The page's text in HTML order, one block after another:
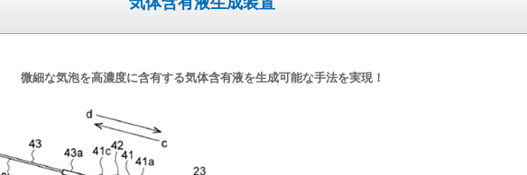
微細な気泡を高濃度に含有する気体含有液を生成可能な手法を実現！